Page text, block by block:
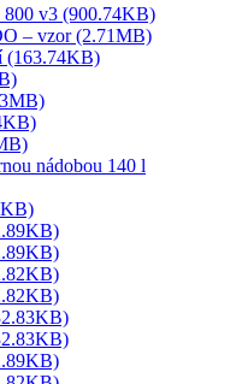
800 v3 (900.74KB)
– vzor (2.71MB)
(163.74KB)
nádobou 140 l